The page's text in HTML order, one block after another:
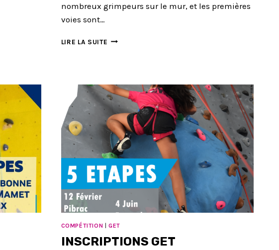
nombreux grimpeurs sur le mur, et les premières
voies sont…
LIRE LA SUITE LE
!
COMPÉTITION GET
INSCRIPTIONS GET